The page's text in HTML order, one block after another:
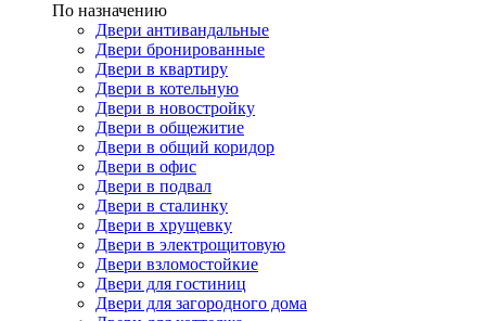
По назначению
Двери антивандальные
Двери бронированные
Двери в квартиру
Двери в котельную
Двери в новостройку
Двери в общежитие
Двери в общий коридор
Двери в офис
Двери в подвал
Двери в сталинку
Двери в хрущевку
Двери в электрощитовую
Двери взломостойкие
Двери для гостиниц
Двери для загородного дома